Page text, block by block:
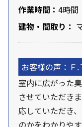
作業時間： 4時間
建物・間取り：
お客様の声：Ｆ.
室内に広がった
させていただき
応していただき